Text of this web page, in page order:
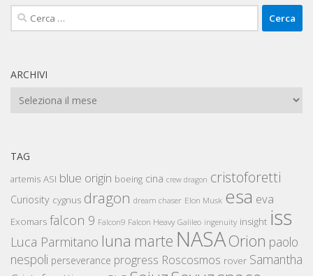
Ricerca
per:
ARCHIVI
Archivi
TAG
artemis ASI blue origin boeing cina crew dragon cristoforetti
Curiosity cygnus dragon dream chaser Elon Musk esa eva
Exomars falcon 9 Falcon9 Falcon Heavy Galileo ingenuity insight iss
Luca Parmitano luna marte NASAOrion paolo
nespoli perseverance progress Roscosmos rover Samantha